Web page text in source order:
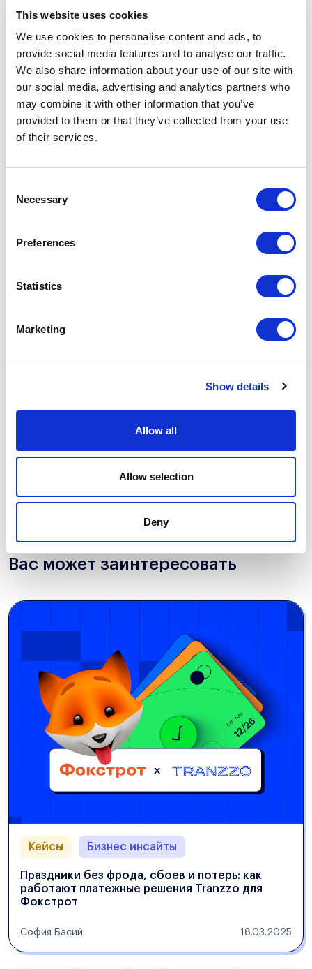
This website uses cookies
We use cookies to personalise content and ads, to
provide social media features and to analyse our traffic.
We also share information about your use of our site with
our social media, advertising and analytics partners who
may combine it with other information that you’ve
provided to them or that they’ve collected from your use
of their services.
Selection
Necessary
Preferences
Statistics
Marketing
Show details
Allow all
Allow selection
Deny
мире: анализ по рынкам
Платежный опыт, ориентированный на
игрока: Конкурентное преимущество в
iGaming
Решения, которые помогают: как Tranzzo
упростили процесс оплаты для Tickets.ua
магазине с помощью страницы чекаута
Email
Вас может заинтересовать
Кейсы Бизнес инсайты
Праздники без фрода, сбоев и потерь: как
работают платежные решения Tranzzo для
Фокстрот
София Басий 18.03.2025